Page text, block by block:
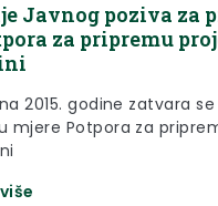
Javnog poziva za
za pripremu
2015. godine zatvara
mjere Potpora za